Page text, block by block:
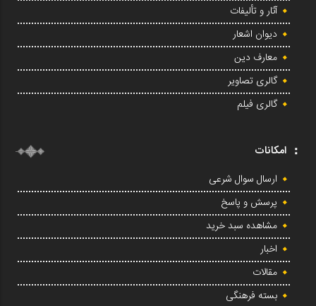
آثار و تألیفات
دیوان اشعار
معارف دین
گالری تصاویر
گالری فیلم
امکانات
ارسال سوال شرعی
پرسش و پاسخ
مشاهده سبد خرید
اخبار
مقالات
بسته فرهنگی